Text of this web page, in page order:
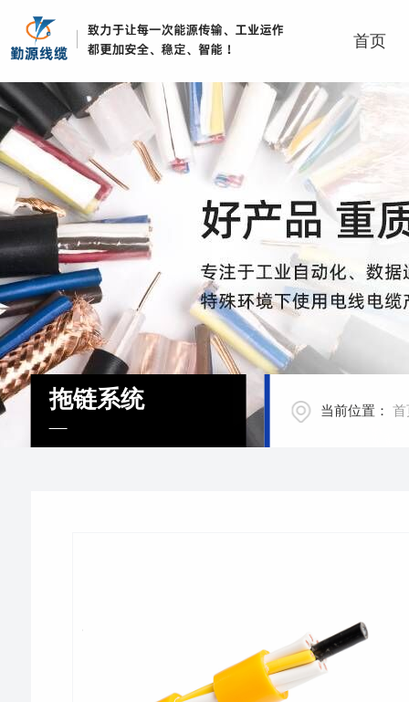
首页
拖链系统 当前位置： 首